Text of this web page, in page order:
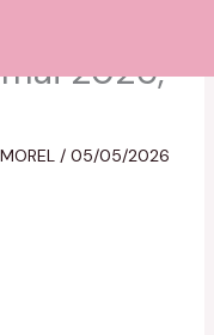
2026,
/ 05/05/2026